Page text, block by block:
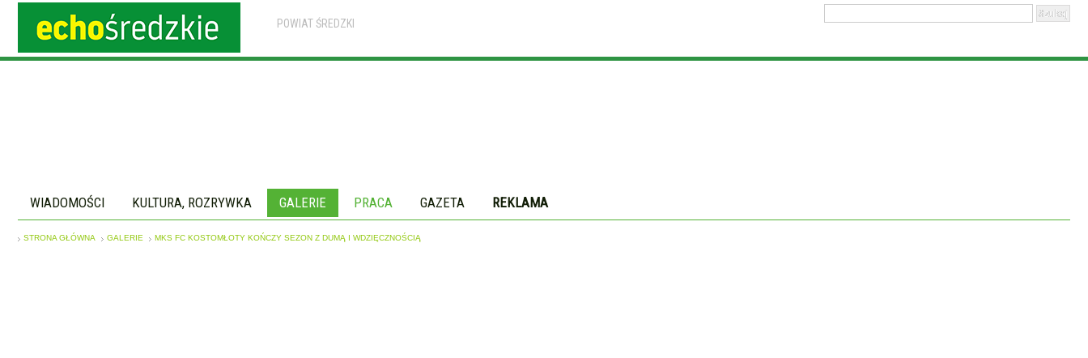
POWIAT ŚREDZKI
WIADOMOŚCI KULTURA, ROZRYWKA GALERIE PRACA GAZETA REKLAMA
STRONA GŁÓWNA GALERIE MKS FC KOSTOMŁOTY KOŃCZY SEZON Z DUMĄ I WDZIĘCZNOŚCIĄ